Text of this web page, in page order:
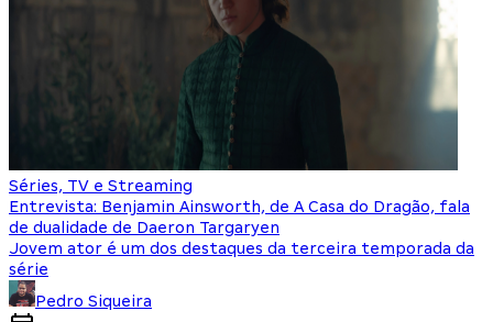
Séries, TV e Streaming
Entrevista: Benjamin Ainsworth, de A Casa do Dragão, fala
de dualidade de Daeron Targaryen
Jovem ator é um dos destaques da terceira temporada da
série
Pedro Siqueira